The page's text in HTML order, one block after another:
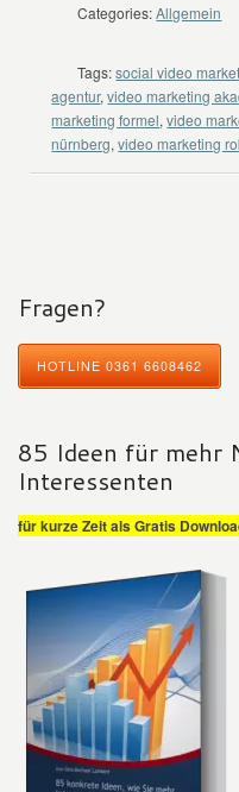
Categories: Allgemein
Tags: social video
agentur,video marketing
marketing formel,video
nürnberg,video marketing
Fragen?
HOTLINE 0361 6608462
85 Ideen für mehr
Interessenten
für kurze Zeit als Gratis